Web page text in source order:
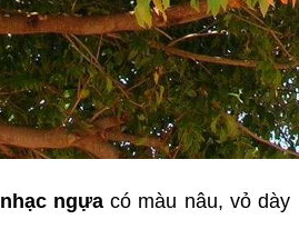
ngựa có màu nâu, vỏ dày